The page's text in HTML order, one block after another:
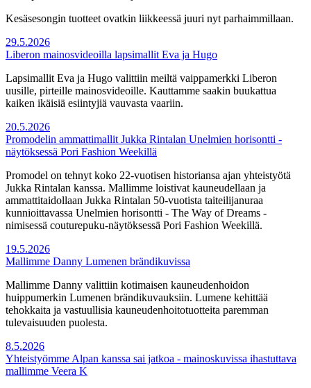
Kesäsesongin tuotteet ovatkin liikkeessä juuri nyt parhaimmillaan.
29.5.2026
Liberon mainosvideoilla lapsimallit Eva ja Hugo
Lapsimallit Eva ja Hugo valittiin meiltä vaippamerkki Liberon
uusille, pirteille mainosvideoille. Kauttamme saakin buukattua
kaiken ikäisiä esiintyjiä vauvasta vaariin.
20.5.2026
Promodelin ammattimallit Jukka Rintalan Unelmien horisontti -
näytöksessä Pori Fashion Weekillä
Promodel on tehnyt koko 22-vuotisen historiansa ajan yhteistyötä
Jukka Rintalan kanssa. Mallimme loistivat kauneudellaan ja
ammattitaidollaan Jukka Rintalan 50-vuotista taiteilijanuraa
kunnioittavassa Unelmien horisontti - The Way of Dreams -
nimisessä couturepuku-näytöksessä Pori Fashion Weekillä.
19.5.2026
Mallimme Danny Lumenen brändikuvissa
Mallimme Danny valittiin kotimaisen kauneudenhoidon
huippumerkin Lumenen brändikuvauksiin. Lumene kehittää
tehokkaita ja vastuullisia kauneudenhoitotuotteita paremman
tulevaisuuden puolesta.
8.5.2026
Yhteistyömme Alpan kanssa sai jatkoa - mainoskuvissa ihastuttava
mallimme Veera K